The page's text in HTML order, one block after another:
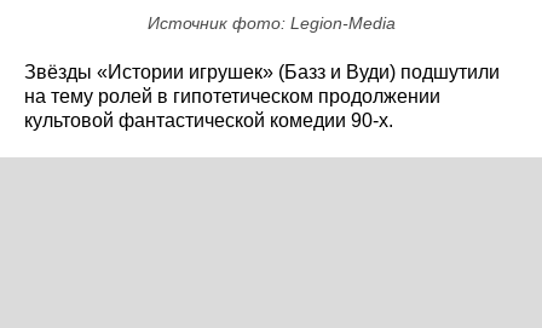
Источник фото: Legion-Media
Звёзды «Истории игрушек» (Базз и Вуди) подшутили
на тему ролей в гипотетическом продолжении
культовой фантастической комедии 90-х.